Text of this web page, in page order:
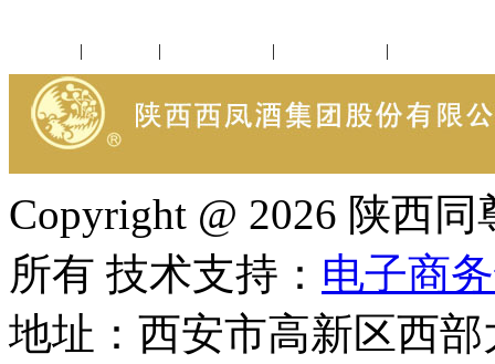
| | | |
Copyright @ 2026 陕西
所有 技术支持： 电子商
地址：西安市高新区西